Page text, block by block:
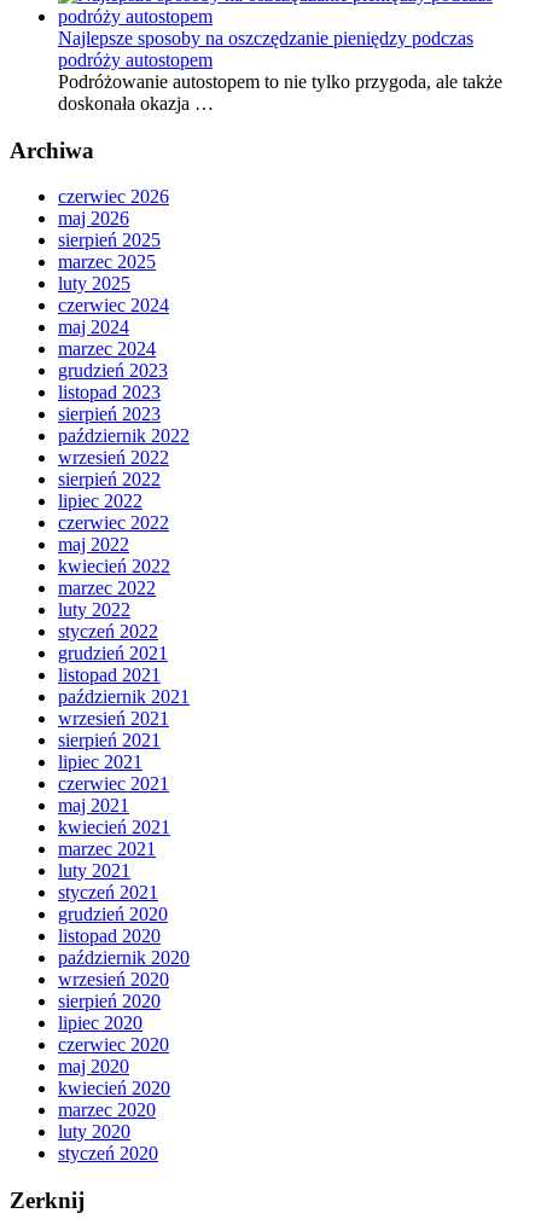
Najlepsze sposoby na oszczędzanie pieniędzy podczas
podróży autostopem
Podróżowanie autostopem to nie tylko przygoda, ale także
doskonała okazja …
Archiwa
czerwiec 2026
maj 2026
sierpień 2025
marzec 2025
luty 2025
czerwiec 2024
maj 2024
marzec 2024
grudzień 2023
listopad 2023
sierpień 2023
październik 2022
wrzesień 2022
sierpień 2022
lipiec 2022
czerwiec 2022
maj 2022
kwiecień 2022
marzec 2022
luty 2022
styczeń 2022
grudzień 2021
listopad 2021
październik 2021
wrzesień 2021
sierpień 2021
lipiec 2021
czerwiec 2021
maj 2021
kwiecień 2021
marzec 2021
luty 2021
styczeń 2021
grudzień 2020
listopad 2020
październik 2020
wrzesień 2020
sierpień 2020
lipiec 2020
czerwiec 2020
maj 2020
kwiecień 2020
marzec 2020
luty 2020
styczeń 2020
Zerknij